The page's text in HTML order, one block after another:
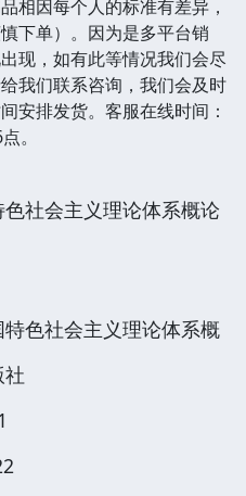
相因每个人的标准有差异，
下单）。因为是多平台销
现，如有此等情况我们会尽
我们联系咨询，我们会及时
安排发货。客服在线时间：
。
社会主义理论体系概论
色社会主义理论体系概